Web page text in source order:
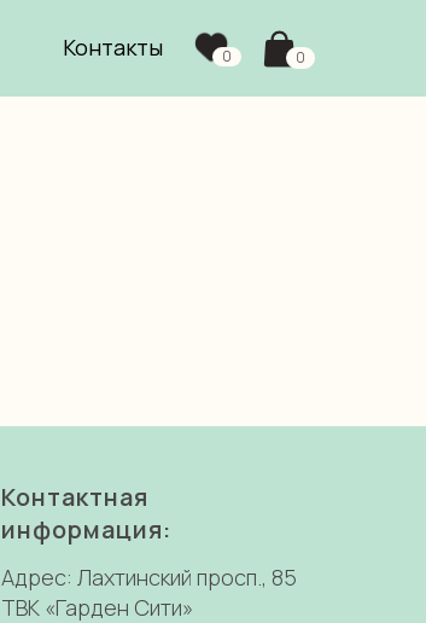
Контакты 0 0
Контактная
информация:
Адрес: Лахтинский просп., 85
ТВК «Гарден Сити»